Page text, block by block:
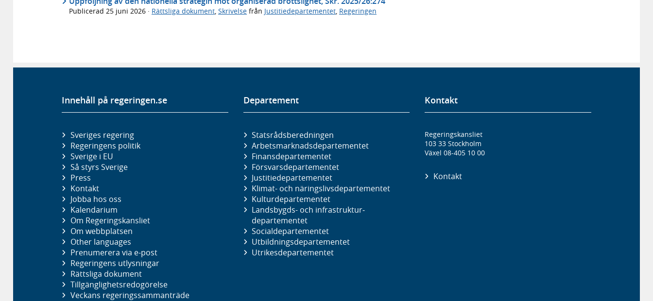
Publicerad 25 juni 2026 · Rättsliga dokument, Skrivelse från Justitiedepartementet, Regeringen
Innehåll på regeringen.se
Sveriges regering
Regeringens politik
Sverige i EU
Så styrs Sverige
Press
Kontakt
Jobba hos oss
Kalendarium
Om Regeringskansliet
Om webbplatsen
Other languages
Prenumerera via e-post
Regeringens utlysningar
Rättsliga dokument
Tillgänglighetsredogörelse
Veckans regeringssammanträde
Departement
Statsrådsberedningen
Arbetsmarknads­departementet
Finans­departementet
Försvars­departementet
Justitie­departementet
Klimat- och näringslivs­departementet
Kultur­departementet
Landsbygds- och infrastruktur­
departementet
Social­departementet
Utbildnings­departementet
Utrikes­departementet
Kontakt
Regeringskansliet
103 33 Stockholm
Växel 08-405 10 00
Kontakt